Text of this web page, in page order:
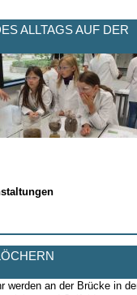
ALLTAGS AUF DER
werden an der Brücke in